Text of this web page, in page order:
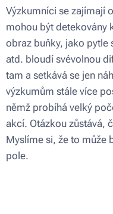
Výzkumníci se zajímají
mohou být detekovány
obraz buňky, jako pytle
atd. bloudí svévolnou
tam a setkává se jen
výzkumům stále více
němž probíhá velký
akcí. Otázkou zůstává,
Myslíme si, že to může
pole.